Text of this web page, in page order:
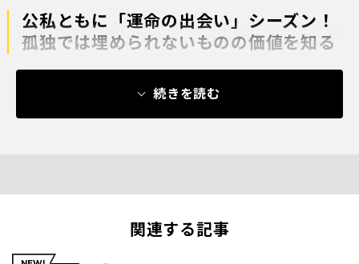
公私ともに「運命の出会い」シーズン！
孤独では埋められないものの価値を知る
続きを読む
関連する記事